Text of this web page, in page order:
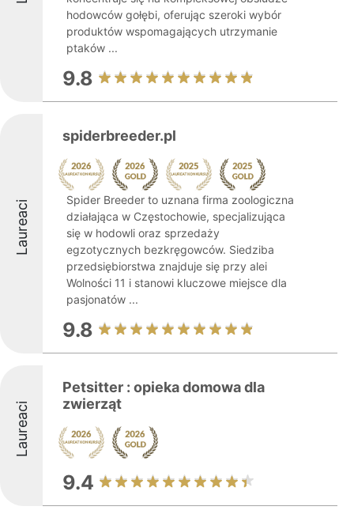
hodowców gołębi, oferując szeroki wybór
produktów wspomagających utrzymanie
ptaków ...
9.8
Laureaci
spiderbreeder.pl
Spider Breeder to uznana firma zoologiczna
działająca w Częstochowie, specjalizująca
się w hodowli oraz sprzedaży
egzotycznych bezkręgowców. Siedziba
przedsiębiorstwa znajduje się przy alei
Wolności 11 i stanowi kluczowe miejsce dla
pasjonatów ...
9.8
Laureaci
Petsitter : opieka domowa dla
zwierząt
9.4